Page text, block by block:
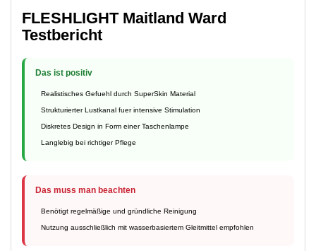
FLESHLIGHT Maitland Ward
Testbericht
Das ist positiv
Realistisches Gefuehl durch SuperSkin Material
Strukturierter Lustkanal fuer intensive Stimulation
Diskretes Design in Form einer Taschenlampe
Langlebig bei richtiger Pflege
Das muss man beachten
Benötigt regelmäßige und gründliche Reinigung
Nutzung ausschließlich mit wasserbasiertem Gleitmittel empfohlen